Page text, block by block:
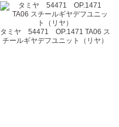
タミヤ 54471 OP.1471 TA06 ス
チールギヤデフユニット（リヤ）